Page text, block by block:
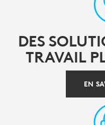
DES
TRAVAIL
EN